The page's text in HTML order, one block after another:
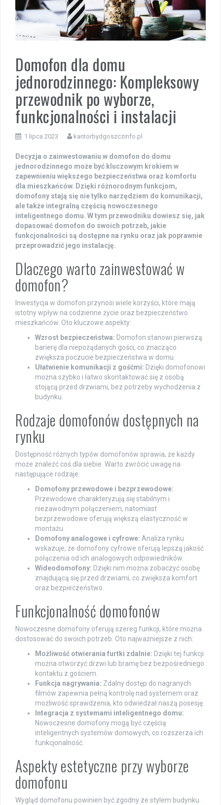
Domofon dla domu
jednorodzinnego: Kompleksowy
przewodnik po wyborze,
funkcjonalności i instalacji
1 lipca 2023 kantorbydgoszczinfo.pl
Decyzja o zainwestowaniu w domofon do domu
jednorodzinnego może być kluczowym krokiem w
zapewnieniu większego bezpieczeństwa oraz komfortu
dla mieszkańców. Dzięki różnorodnym funkcjom,
domofony stają się nie tylko narzędziem do komunikacji,
ale także integralną częścią nowoczesnego
inteligentnego domu. W tym przewodniku dowiesz się, jak
dopasować domofon do swoich potrzeb, jakie
funkcjonalności są dostępne na rynku oraz jak poprawnie
przeprowadzić jego instalację.
Dlaczego warto zainwestować w
domofon?
Inwestycja w domofon przynosi wiele korzyści, które mają
istotny wpływ na codzienne życie oraz bezpieczeństwo
mieszkańców. Oto kluczowe aspekty:
Wzrost bezpieczeństwa: Domofon stanowi pierwszą
barierę dla niepożądanych gości, co znacząco
zwiększa poczucie bezpieczeństwa w domu.
Ułatwienie komunikacji z gośćmi: Dzięki domofonowi
można szybko i łatwo skontaktować się z osobą
stojącą przed drzwiami, bez potrzeby wychodzenia z
budynku.
Rodzaje domofonów dostępnych na
rynku
Dostępność różnych typów domofonów sprawia, że każdy
może znaleźć coś dla siebie. Warto zwrócić uwagę na
następujące rodzaje:
Domofony przewodowe i bezprzewodowe:
Przewodowe charakteryzują się stabilnym i
niezawodnym połączeniem, natomiast
bezprzewodowe oferują większą elastyczność w
montażu.
Domofony analogowe i cyfrowe: Analiza rynku
wskazuje, że domofony cyfrowe oferują lepszą jakość
połączenia od ich analogowych odpowiedników.
Wideodomofony: Dzięki nim można zobaczyć osobę
znajdującą się przed drzwiami, co zwiększa komfort
oraz bezpieczeństwo.
Funkcjonalność domofonów
Nowoczesne domofony oferują szereg funkcji, które można
dostosować do swoich potrzeb. Oto najważniejsze z nich:
Możliwość otwierania furtki zdalnie: Dzięki tej funkcji
można otworzyć drzwi lub bramę bez bezpośredniego
kontaktu z gościem.
Funkcja nagrywania: Zdalny dostęp do nagranych
filmów zapewnia pełną kontrolę nad systemem oraz
możliwość sprawdzenia, kto odwiedzał naszą posesję.
Integracja z systemami inteligentnego domu:
Nowoczesne domofony mogą być częścią
inteligentnych systemów domowych, co rozszerza ich
funkcjonalność.
Aspekty estetyczne przy wyborze
domofonu
Wygląd domofonu powinien być zgodny ze stylem budynku.